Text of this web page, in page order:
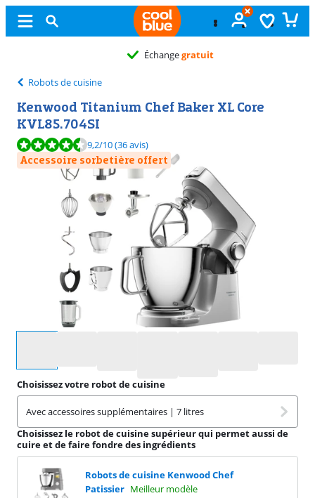
Échangegratuit
Robots de cuisine
Kenwood Titanium Chef Baker XL Core
KVL85.704SI
La note est de 9,2 sur 10, basée sur 36 avis.
9,2/10(36 avis)
Accessoire sorbetière offert
Choisissez votre robot de cuisine
Avec accessoires supplémentaires | 7 litres
Choisissez le robot de cuisine supérieur qui permet aussi de
cuire et de faire fondre des ingrédients
Robots de cuisine Kenwood Chef
Patissier Meilleur modèle